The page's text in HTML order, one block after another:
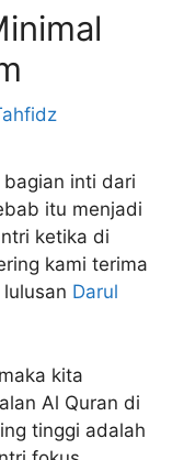
inti dari
itu menjadi
ketika di
kami terima
Darul
kita
Al Quran di
tinggi adalah